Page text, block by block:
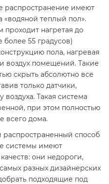
распространение имеют
«водяной теплый пол».
нагретая до
55 градусов)
пола, нагревая
воздух помещений. Такие
скрыть абсолютно все
только датчики,
Такая система
при этом полностью
всего дома.
способ
системы имеют
они недороги,
разных дизайнерских
подходящие под